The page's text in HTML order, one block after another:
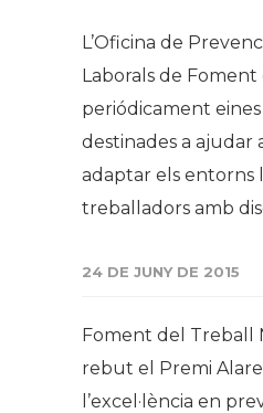
L’Oficina de
Laborals de Foment
periódicament
destinades a ajudar
adaptar els entorns
treballadors amb
24 DE JUNY DE 2015
Foment del Treball
rebut el Premi
l’excel·lència en